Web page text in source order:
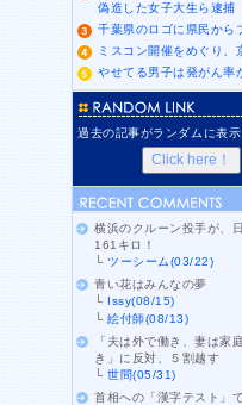
偽造した女子大生ら逮捕
千葉県のロゴに県民から
ミスコン開催をめぐり、
やせてる男子は発がん率
過去の記事がランダムに表
横浜のクルーン投手が、
161キロ！
└ツーシーム(03/22)
青い花はみんなの夢
└ Issy(08/15)
└絵付師(08/13)
「夫は外で働き、妻は家
き」に反対、５割越す
└世間(05/31)
首相への「漢字テスト」